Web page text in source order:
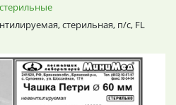
стерильная, п/с, FL